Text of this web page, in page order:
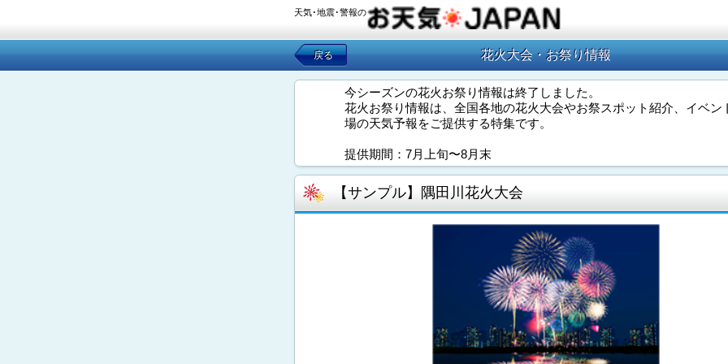
天気･地震･警報の
戻る 花火大会・お祭り情報
今シーズンの花火お祭り情報は終了しました。
花火お祭り情報は、全国各地の花火大会やお祭スポット紹介、イベン
場の天気予報をご提供する特集です。
提供期間：7月上旬〜8月末
【サンプル】隅田川花火大会